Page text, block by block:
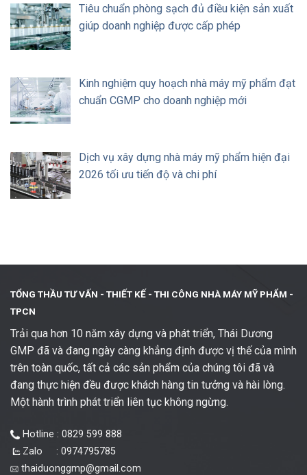
Tiêu chuẩn phòng sạch đủ điều kiện sản xuất
giúp doanh nghiệp được cấp phép
Kinh nghiệm quy hoạch nhà máy mỹ phẩm đạt
chuẩn CGMP cho doanh nghiệp mới
Dịch vụ xây dựng nhà máy mỹ phẩm hiện đại
2026 tối ưu tiến độ và chi phí
TỔNG THẦU TƯ VẤN - THIẾT KẾ - THI CÔNG NHÀ MÁY MỸ PHẨM -
TPCN
Trải qua hơn 10 năm xây dựng và phát triển, Thái Dương
GMP đã và đang ngày càng khẳng định được vị thế của mình
trên toàn quốc, tất cả các sản phẩm của chúng tôi đã và
đang thực hiện đều được khách hàng tin tưởng và hài lòng.
Một hành trình phát triển liên tục không ngừng.
Hotline : 0829 599 888
Zalo : 0974795785
thaiduonggmp@gmail.com